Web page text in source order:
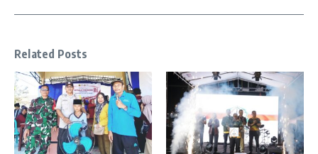
Related Posts